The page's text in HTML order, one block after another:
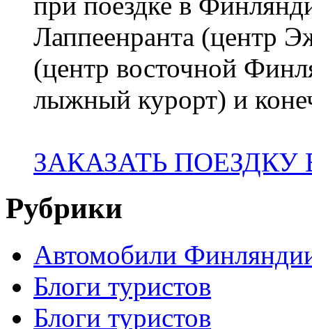
Лаппеенранта (центр
(центр восточной
лыжный курорт) и
ЗАКАЗАТЬ
Рубрики
Автомобили
Блоги туристов
Блоги туристов